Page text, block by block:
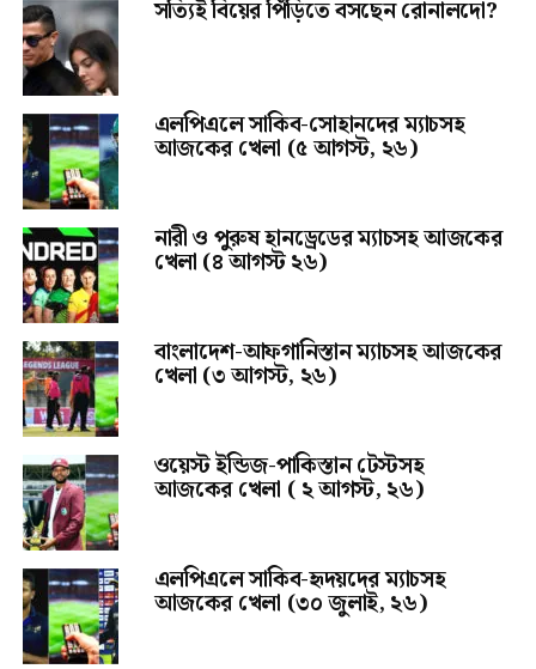
সত্যিই বিয়ের পিঁড়িতে বসছেন রোনালদো?
এলপিএলে সাকিব-সোহানদের ম্যাচসহ
আজকের খেলা (৫ আগস্ট, ২৬)
নারী ও পুরুষ হানড্রেডের ম্যাচসহ আজকের
খেলা (৪ আগস্ট ২৬)
বাংলাদেশ-আফগানিস্তান ম্যাচসহ আজকের
খেলা (৩ আগস্ট, ২৬)
ওয়েস্ট ইন্ডিজ-পাকিস্তান টেস্টসহ
আজকের খেলা ( ২ আগস্ট, ২৬)
এলপিএলে সাকিব-হৃদয়দের ম্যাচসহ
আজকের খেলা (৩০ জুলাই, ২৬)